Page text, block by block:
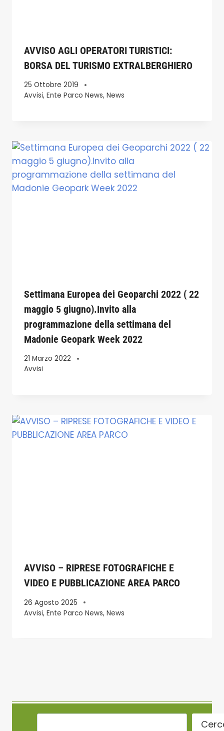
AVVISO AGLI OPERATORI TURISTICI:
BORSA DEL TURISMO EXTRALBERGHIERO
25 Ottobre 2019
Avvisi, Ente Parco News, News
Settimana Europea dei Geoparchi 2022 ( 22
maggio 5 giugno).Invito alla
programmazione della settimana del
Madonie Geopark Week 2022
21 Marzo 2022
Avvisi
AVVISO – RIPRESE FOTOGRAFICHE E
VIDEO E PUBBLICAZIONE AREA PARCO
26 Agosto 2025
Avvisi, Ente Parco News, News